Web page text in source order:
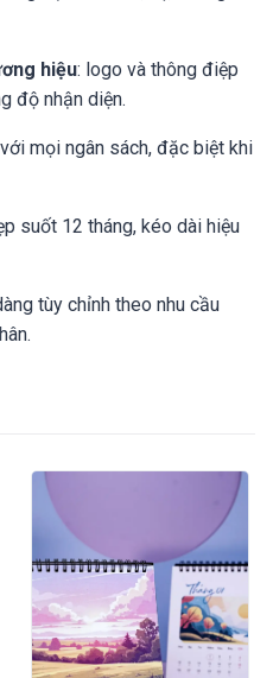
hiệu: logo và thông điệp
độ nhận diện.
mọi ngân sách, đặc biệt khi
suốt 12 tháng, kéo dài hiệu
tùy chỉnh theo nhu cầu